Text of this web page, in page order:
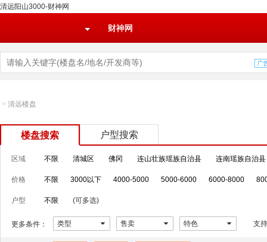
清远阳山3000-财神网
财神网
> 清远楼盘
楼盘搜索 户型搜索
区域 不限 清城区 佛冈 连山壮族瑶族自治县 连南瑶族自治县
价格 不限 3000以下 4000-5000 5000-6000 6000-8000
户型 不限 (可多选)
更多条件： 类型 售卖 特色 支